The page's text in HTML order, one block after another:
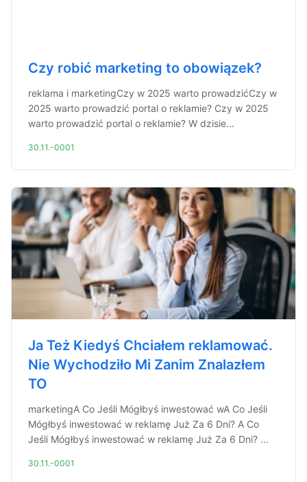
Czy robić marketing to obowiązek?
reklama i marketingCzy w 2025 warto prowadzićCzy w
2025 warto prowadzić portal o reklamie? Czy w 2025
warto prowadzić portal o reklamie? W dzisie...
30.11.-0001
Ja Też Kiedyś Chciałem reklamować.
Nie Wychodziło Mi Zanim Znalazłem
TO
marketingA Co Jeśli Mógłbyś inwestować wA Co Jeśli
Mógłbyś inwestować w reklamę Już Za 6 Dni? A Co
Jeśli Mógłbyś inwestować w reklamę Już Za 6 Dni? ...
30.11.-0001